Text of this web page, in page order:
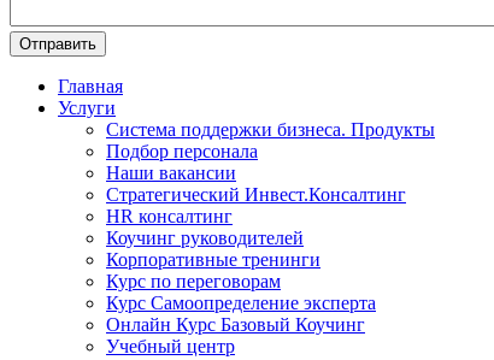
Отправить
Главная
Услуги
Система поддержки бизнеса. Продукты
Подбор персонала
Наши вакансии
Стратегический Инвест.Консалтинг
HR консалтинг
Коучинг руководителей
Корпоративные тренинги
Курс по переговорам
Курс Самоопределение эксперта
Онлайн Курс Базовый Коучинг
Учебный центр